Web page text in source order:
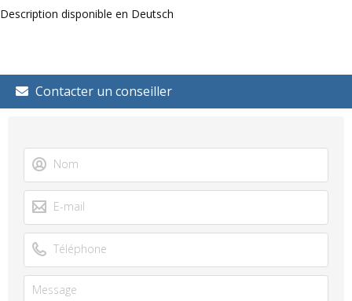
Description disponible en Deutsch
Contacter un conseiller